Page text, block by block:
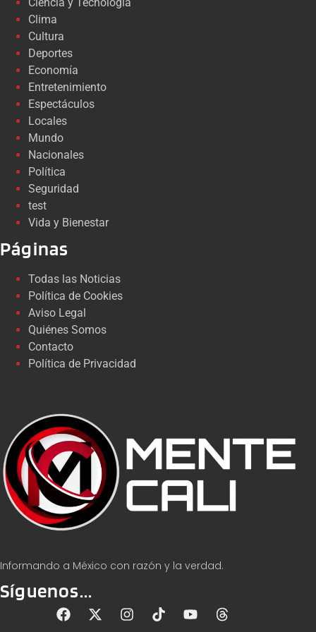
Informando a México con razón y la verdad.
Síguenos...
Clima
Cultura
Deportes
Economía
Entretenimiento
Espectáculos
Locales
Mundo
Nacionales
Política
Seguridad
test
Vida y Bienestar
Páginas
Todas las Noticias
Política de Cookies
Aviso Legal
Quiénes Somos
Contacto
Política de Privacidad